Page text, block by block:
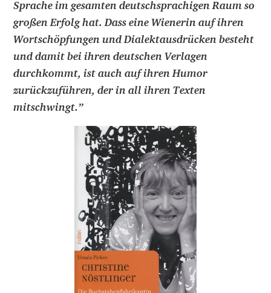
Sprache im gesamten deutschsprachigen Raum so
großen Erfolg hat. Dass eine Wienerin auf ihren
Wortschöpfungen und Dialektausdrücken besteht
und damit bei ihren deutschen Verlagen
durchkommt, ist auch auf ihren Humor
zurückzuführen, der in all ihren Texten
mitschwingt.”